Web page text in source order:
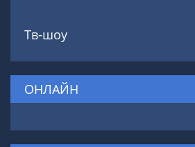
Тв-шоу
ОНЛАЙН